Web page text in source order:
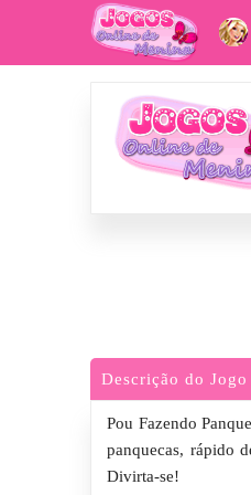
Descrição do Jogo
Pou Fazendo
panquecas, rápido
Divirta-se!